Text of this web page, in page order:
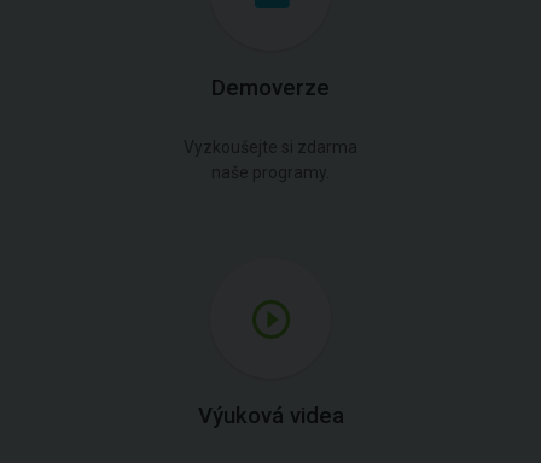
Demoverze
Vyzkoušejte si zdarma
naše programy.
Výuková videa